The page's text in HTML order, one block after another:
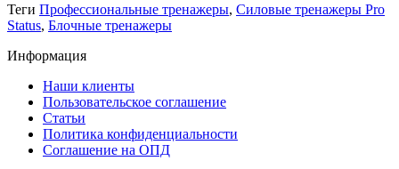
Теги Профессиональные тренажеры, Силовые тренажеры Pro
Status, Блочные тренажеры
Информация
Наши клиенты
Пользовательское соглашение
Статьи
Политика конфиденциальности
Соглашение на ОПД